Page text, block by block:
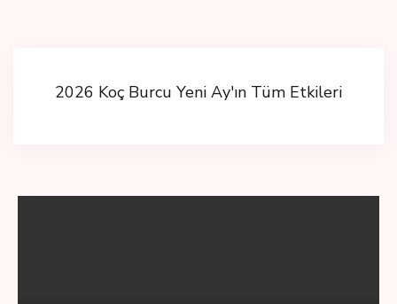
2026 Koç Burcu Yeni Ay'ın Tüm Etkileri